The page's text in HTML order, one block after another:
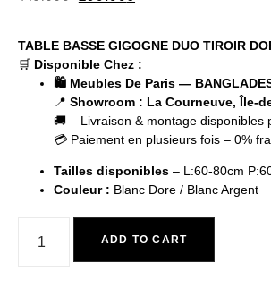
TABLE BASSE GIGOGNE DUO TIROIR
🛒 Disponible Chez :
🛍️ Meubles De Paris —
📍 Showroom : La Courneuve, Île-
🚚 Livraison & montage disponibles
💳 Paiement en plusieurs fois – 0%
Tailles disponibles – L:60-80cm
Couleur : Blanc Dore / Blanc Argent
ADD TO CART